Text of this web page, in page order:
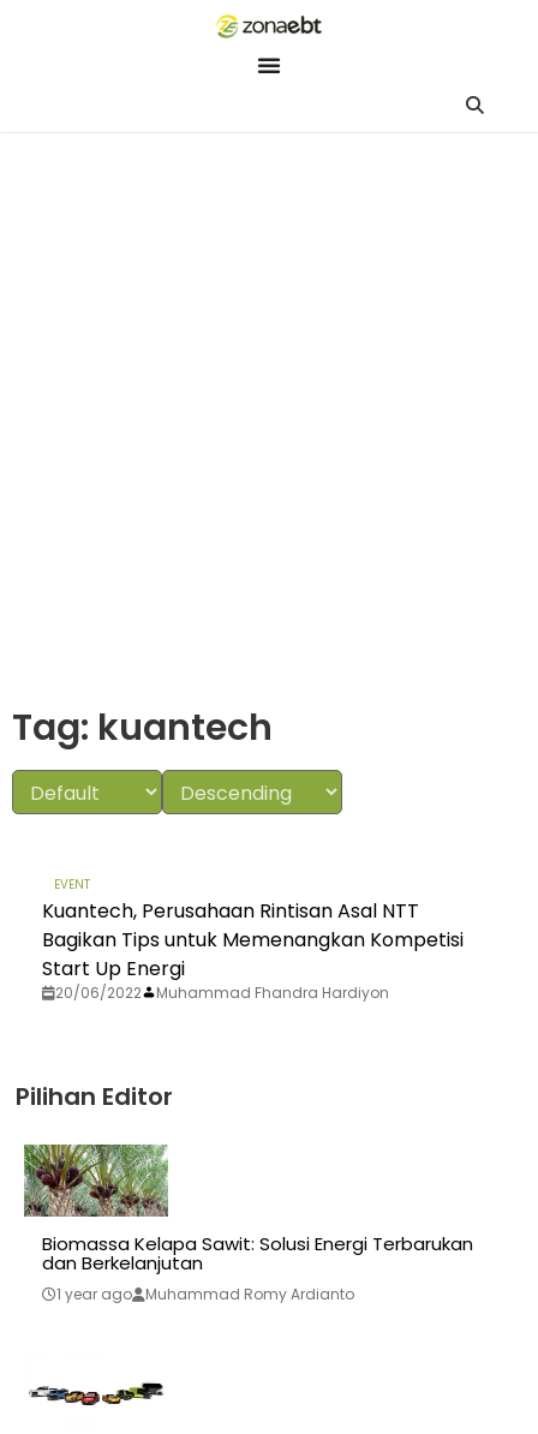
Tag: kuantech
EVENT
Kuantech, Perusahaan Rintisan Asal NTT
Bagikan Tips untuk Memenangkan Kompetisi
Start Up Energi
20/06/2022 Muhammad Fhandra Hardiyon
Pilihan Editor
Biomassa Kelapa Sawit: Solusi Energi Terbarukan
dan Berkelanjutan
1 year ago Muhammad Romy Ardianto